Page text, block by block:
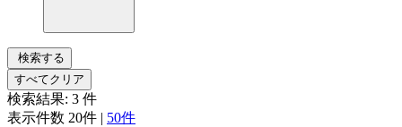
検索する
すべてクリア
検索結果: 3 件
表示件数 20件 | 50件